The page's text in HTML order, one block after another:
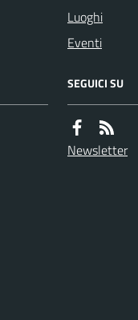
Luoghi
Eventi
SEGUICI SU
Newsletter